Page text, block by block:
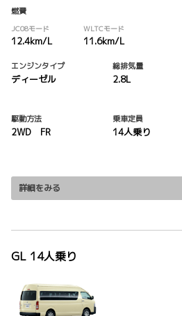
燃費
JC08モード
12.4km/L
WLTCモード
11.6km/L
エンジンタイプ
ディーゼル
総排気量
2.8L
駆動方法
2WD FR
乗車定員
14人乗り
詳細をみる
GL 14人乗り